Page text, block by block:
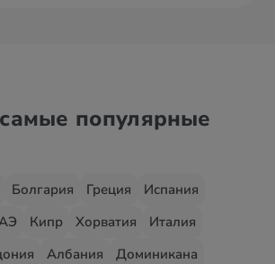
популярные
Болгария Греция
Испания
Кипр Хорватия
Италия
Албания
Доминикана